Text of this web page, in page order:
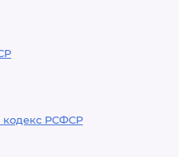
кодекс РСФСР